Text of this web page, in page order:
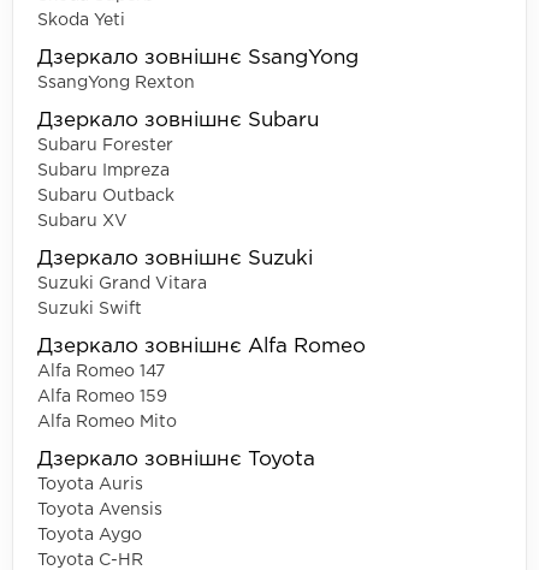
Skoda Yeti
Дзеркало зовнішнє SsangYong
SsangYong Rexton
Дзеркало зовнішнє Subaru
Subaru Forester
Subaru Impreza
Subaru Outback
Subaru XV
Дзеркало зовнішнє Suzuki
Suzuki Grand Vitara
Suzuki Swift
Дзеркало зовнішнє Alfa Romeo
Alfa Romeo 147
Alfa Romeo 159
Alfa Romeo Mito
Дзеркало зовнішнє Toyota
Toyota Auris
Toyota Avensis
Toyota Aygo
Toyota C-HR